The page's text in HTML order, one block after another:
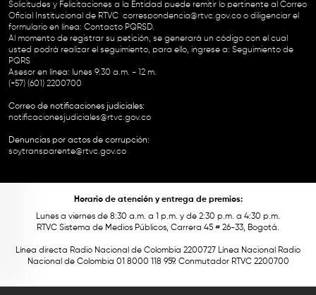
Solicitudes y Felicitaciones a la Entidad puede remitir lo pertinente al Correo
Oficial Institucional de RTVC correspondencia@rtvc.gov.co o diligenciar el
formulario en línea: Contacto PQRSD.
Al momento de registrar su petición, se generará un código con el cual
usted podrá realizar el seguimiento, para ello, ingrese a: Seguimiento de
PQRS
Asesor en línea: lunes 9:30 a.m. - 12 m.
(+57) (601) 2200700
Correo de notificaciones judiciales:
notificacionesjudiciales@rtvc.gov.co
Denuncias por actos de corrupción:
soytransparente@rtvc.gov.co
Horario de atención y entrega de premios:
Lunes a viernes de 8:30 a.m. a 1 p.m. y de 2:30 p.m. a 4:30 p.m.
RTVC Sistema de Medios Públicos, Carrera 45 # 26-33, Bogotá.
Línea directa Radio Nacional de Colombia 2200727 Línea Nacional Radio
Nacional de Colombia 01 8000 118 959. Conmutador RTVC 2200700